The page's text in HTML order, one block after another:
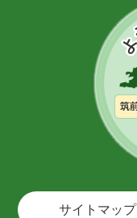
サイトマップ